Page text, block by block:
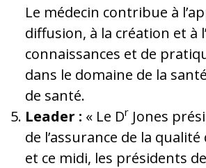
Le médecin contribue à
diffusion, à la création et à
connaissances et de
dans le domaine de la
de santé.
Leader : « Le Dr Jones
de l’assurance de la
et ce midi, les présidents